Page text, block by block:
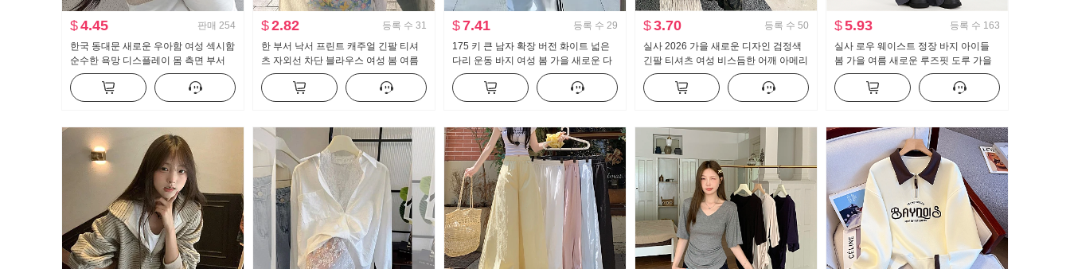
$4.45 판매 254
한국 동대문 새로운 우아함 여성 섹시함
순수한 욕망 디스플레이 몸 측면 부서
버클 반팔 니트 티셔츠 맨위
$2.82 등록 수 31
한 부서 낙서 프린트 캐주얼 긴팔 티셔
츠 자외선 차단 블라우스 여성 봄 여름
루즈핏 느긋한 차가운 센스 라운드 넥
맨위
$7.41 등록 수 29
175 키 큰 남자 확장 버전 화이트 넓은
다리 운동 바지 여성 봄 가을 새로운 다
용도 스트라이프 캐주얼 바닥 청소 바지
$3.70 등록 수 50
실사 2026 가을 새로운 디자인 검정색
긴팔 티셔츠 여성 비스듬한 어깨 아메리
칸 핫걸 오프숄더 오프숄더 맨위
$5.93 등록 수 163
실사 로우 웨이스트 정장 바지 아이들
봄 가을 여름 새로운 루즈핏 도루 가을
센스 bf 느긋한 캐주얼 부츠컷 와이드 레
그 팬츠